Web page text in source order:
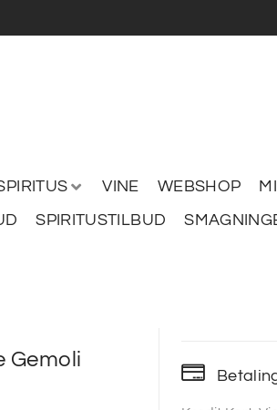
VINE WEBSHOP
SPIRITUSTILBUD
Gemoli